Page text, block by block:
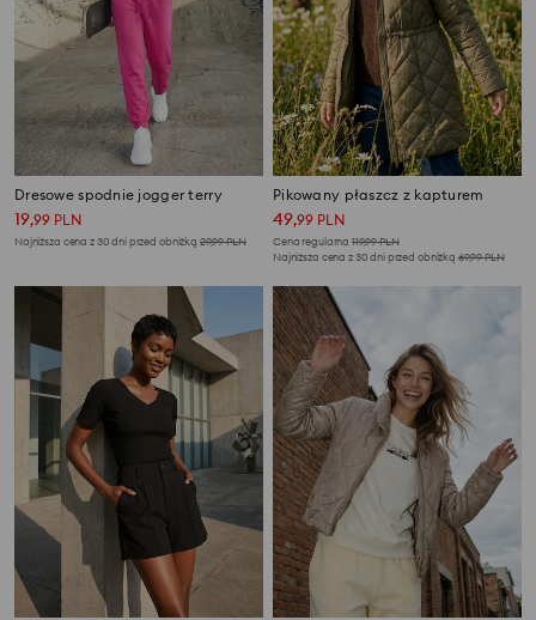
Dresowe spodnie jogger terry
19,99 PLN
Najniższa cena z 30 dni przed obniżką 29,99PLN
Pikowany płaszcz z kapturem
49,99 PLN
Cena regularna 119,99PLN
Najniższa cena z 30 dni przed obniżką 69,99PLN